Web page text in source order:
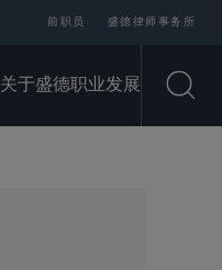
前职员 盛德律师事务所
关于盛德职业发展